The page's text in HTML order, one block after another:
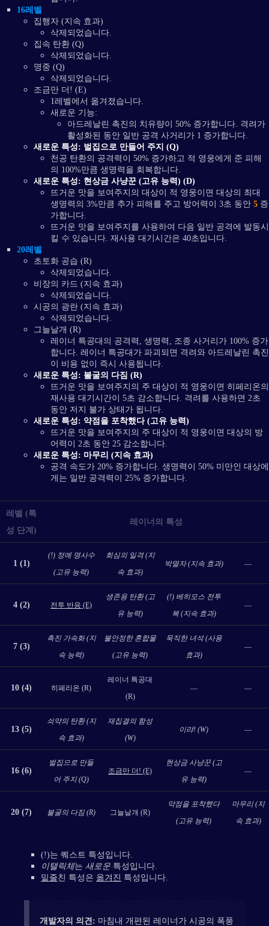
16레벨
집행자 (지속 효과)
삭제되었습니다.
집속 탄환 (Q)
삭제되었습니다.
명중 (Q)
삭제되었습니다.
조금만 더! (E)
1레벨에서 옮겨졌습니다.
새로운 기능:
아드레날린 촉진의 치유량이 50% 증가합니다. 격려가
활성화된 동안 일반 공격 사거리가 1 증가합니다.
새로운 특성: 벌집으로 만들어 주지 (Q)
천공 탄환의 공격력이 50% 증가하고 적 영웅에게 준 피해
의 100%만큼 생명력을 회복합니다.
새로운 특성: 현상금 사냥꾼 (고유 능력) (D)
뜨거운 맛을 보여주지의 대상이 적 영웅이면 대상의 최대
생명력의 3%만큼 추가 피해를 주고 방어력이 3초 동안 5 증
가합니다.
뜨거운 맛을 보여주지를 사용하여 다음 일반 공격에 발동시
킬 수 있습니다. 재사용 대기시간은 40초입니다.
20레벨
초토화 공습 (R)
삭제되었습니다.
비장의 카드 (지속 효과)
삭제되었습니다.
시공의 광란 (지속 효과)
삭제되었습니다.
그늘날개 (R)
레이너 특공대의 공격력, 생명력, 조종 사거리가 100% 증가
합니다. 레이너 특공대가 파괴되면 격려와 아드레날린 촉진
이 비용 없이 즉시 사용됩니다.
새로운 특성: 불굴의 다짐 (R)
뜨거운 맛을 보여주지의 주 대상이 적 영웅이면 히페리온의
재사용 대기시간이 5초 감소합니다. 격려를 사용하면 2초
동안 저지 불가 상태가 됩니다.
새로운 특성: 약점을 포착했다 (고유 능력)
뜨거운 맛을 보여주지의 주 대상이 적 영웅이면 대상의 방
어력이 2초 동안 25 감소합니다.
새로운 특성: 마무리 (지속 효과)
공격 속도가 20% 증가합니다. 생명력이 50% 미만인 대상에
게는 일반 공격력이 25% 증가합니다.
레벨 (특
성 단계)
레이너의 특성
1 (1)
(!) 정예 명사수
(고유 능력)
회심의 일격 (지
속 효과)
박멸자 (지속 효과) —
4 (2) 전투 반응 (E)
생존용 탄환 (고
유 능력)
(!) 베히모스 전투
복 (지속 효과)
—
7 (3)
촉진 가속화 (지
속 능력)
불안정한 혼합물
(고유 능력)
묵직한 녀석 (사용
효과)
—
10 (4) 히페리온 (R)
레이너 특공대
(R)
— —
13 (5)
쇠약의 탄환 (지
속 효과)
재집결의 함성
(W)
이랴! (W) —
16 (6)
벌집으로 만들
어 주지 (Q)
조금만 더! (E)
현상금 사냥꾼 (고
유 능력)
—
20 (7) 불굴의 다짐 (R) 그늘날개 (R)
약점을 포착했다
(고유 능력)
마무리 (지
속 효과)
(!)는 퀘스트 특성입니다.
이탤릭체는 새로운 특성입니다.
밑줄친 특성은 옮겨진 특성입니다.
개발자의 의견: 마침내 개편된 레이너가 시공의 폭풍